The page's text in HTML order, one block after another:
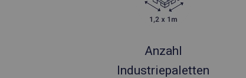
Anzahl
Industriepaletten